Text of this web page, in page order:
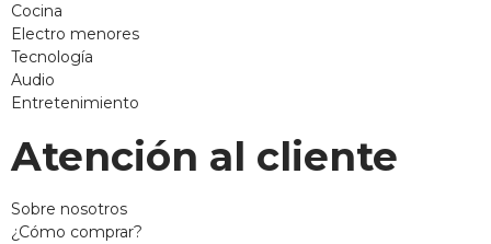
Cocina
Electro menores
Tecnología
Audio
Entretenimiento
Atención al cliente
Sobre nosotros
¿Cómo comprar?